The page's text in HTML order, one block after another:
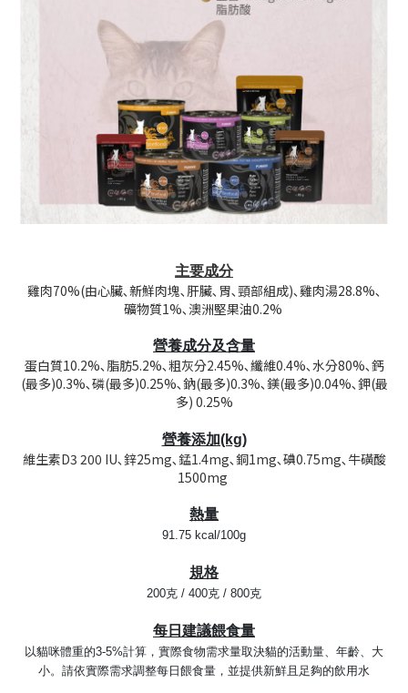
主要成分
雞肉70%(由心臟､新鮮肉塊､肝臟､胃､頸部組成)､雞肉湯28.8%､
礦物質1%､澳洲堅果油0.2%
營養成分及含量
蛋白質10.2%､脂肪5.2%､粗灰分2.45%､纖維0.4%､水分80%､鈣
(最多)0.3%､磷(最多)0.25%､鈉(最多)0.3%､鎂(最多)0.04%､鉀(最
多) 0.25%
營養添加(kg)
維生素D3 200 IU､鋅25mg､錳1.4mg､銅1mg､碘0.75mg､牛磺酸
1500mg
熱量
91.75 kcal/100g
規格
200克 / 400克 / 800克
每日建議餵食量
以貓咪體重的3-5%計算，實際食物需求量取決貓的活動量、年齡、大
小。請依實際需求調整每日餵食量，並提供新鮮且足夠的飲用水